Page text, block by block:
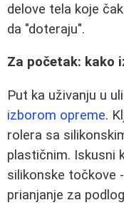
delove tela koje
da "doteraju".
Za početak: kako
Put ka uživanju u
izborom opreme.
rolera sa
plastičnim. Iskusni
silikonske točkove
prianjanje za